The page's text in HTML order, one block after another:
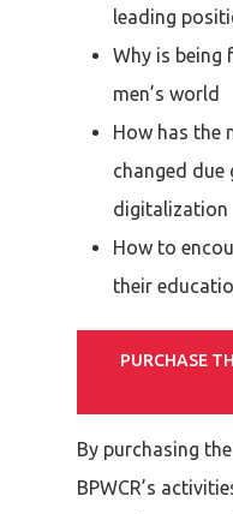
leading
Why is being
men’s world
How has the
changed due
digitalization
How to
their
PURCHASE
By purchasing
BPWCR’s